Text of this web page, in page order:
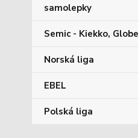
samolepky
Semic - Kiekko,
Norská liga
EBEL
Polská liga